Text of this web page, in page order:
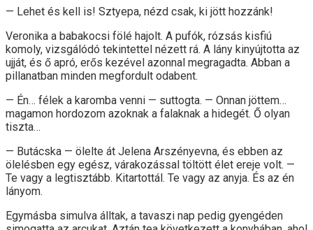
— Lehet és kell is! Sztyepa, nézd csak, ki jött hozzánk!
Veronika a babakocsi fölé hajolt. A pufók, rózsás kisfiú
komoly, vizsgálódó tekintettel nézett rá. A lány kinyújtotta az
ujját, és ő apró, erős kezével azonnal megragadta. Abban a
pillanatban minden megfordult odabent.
— Én… félek a karomba venni — suttogta. — Onnan jöttem…
magamon hordozom azoknak a falaknak a hidegét. Ő olyan
tiszta…
— Butácska — ölelte át Jelena Arszényevna, és ebben az
ölelésben egy egész, várakozással töltött élet ereje volt. —
Te vagy a legtisztább. Kitartottál. Te vagy az anyja. És az én
lányom.
Egymásba simulva álltak, a tavaszi nap pedig gyengéden